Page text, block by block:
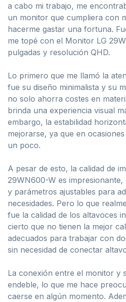
a cabo mi trabajo, me
un monitor que cumpliera con
hacerme gastar una fortuna.
me topé con el Monitor LG
pulgadas y resolución QHD.
Lo primero que me llamó la
fue su diseño minimalista y su
no solo ahorra costes en
brinda una experiencia visual
embargo, la estabilidad
mejorarse, ya que en
un poco.
A pesar de esto, la calidad de
29WN600-W es
y parámetros ajustables para
necesidades. Pero lo que
fue la calidad de los altavoces
cierto que no tienen la mejor
adecuados para trabajar con
sin necesidad de conectar
La conexión entre el monitor y
endeble, lo que me hace
caerse en algún momento.